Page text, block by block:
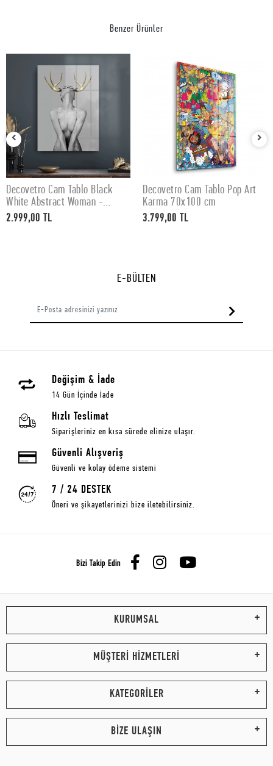
Benzer Ürünler
SEPETE EKLE
Decovetro Cam Tablo Black
White Abstract Woman -
50x70 cm
2.999,00 TL
SEPETE EKLE
Decovetro Cam Tablo Pop Art
Karma 70x100 cm
3.799,00 TL
E-BÜLTEN
Değişim & İade
14 Gün İçinde İade
Hızlı Teslimat
Siparişleriniz en kısa sürede elinize ulaşır.
Güvenli Alışveriş
Güvenli ve kolay ödeme sistemi
7 / 24 DESTEK
Öneri ve şikayetlerinizi bize iletebilirsiniz.
Bizi Takip Edin
KURUMSAL
MÜŞTERİ HİZMETLERİ
KATEGORİLER
BİZE ULAŞIN